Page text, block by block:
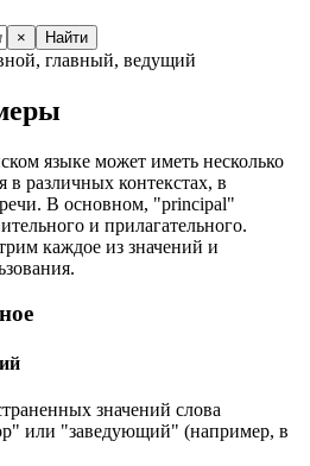
× Найти
главный, ведущий
языке может иметь несколько
в различных контекстах, в
речи. В основном, "principal"
и прилагательного.
каждое из значений и
значений слова
или "заведующий" (например, в